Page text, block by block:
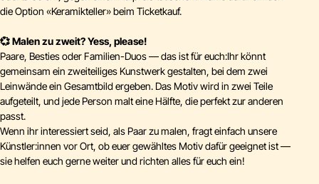
die Option «Keramikteller» beim Ticketkauf.
💞 Malen zu zweit? Yess, please!
Paare, Besties oder Familien-Duos — das ist für euch:Ihr könnt
gemeinsam ein zweiteiliges Kunstwerk gestalten, bei dem zwei
Leinwände ein Gesamtbild ergeben. Das Motiv wird in zwei Teile
aufgeteilt, und jede Person malt eine Hälfte, die perfekt zur anderen
passt.
Wenn ihr interessiert seid, als Paar zu malen, fragt einfach unsere
Künstler:innen vor Ort, ob euer gewähltes Motiv dafür geeignet ist —
sie helfen euch gerne weiter und richten alles für euch ein!